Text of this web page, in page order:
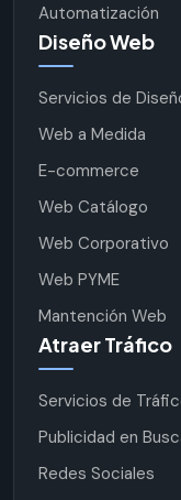
Automatización
Diseño Web
Servicios de
Web a Medida
E-commerce
Web Catálogo
Web Corporativo
Web PYME
Mantención Web
Atraer Tráfico
Servicios de
Publicidad en
Redes Sociales